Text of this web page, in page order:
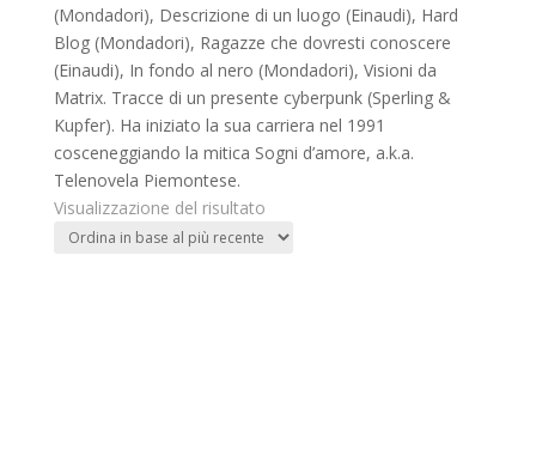
(Mondadori), Descrizione di un luogo (Einaudi), Hard
Blog (Mondadori), Ragazze che dovresti conoscere
(Einaudi), In fondo al nero (Mondadori), Visioni da
Matrix. Tracce di un presente cyberpunk (Sperling &
Kupfer). Ha iniziato la sua carriera nel 1991
cosceneggiando la mitica Sogni d’amore, a.k.a.
Telenovela Piemontese.
Visualizzazione del risultato